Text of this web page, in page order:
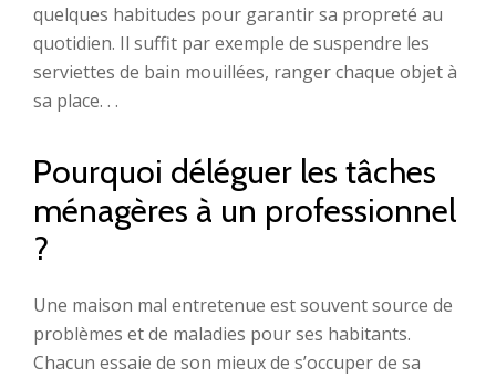
quelques habitudes pour garantir sa propreté au
quotidien. Il suffit par exemple de suspendre les
serviettes de bain mouillées, ranger chaque objet à
sa place. . .
Pourquoi déléguer les tâches
ménagères à un professionnel
?
Une maison mal entretenue est souvent source de
problèmes et de maladies pour ses habitants.
Chacun essaie de son mieux de s’occuper de sa